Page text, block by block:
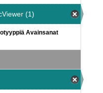
(1)
Avainsanat